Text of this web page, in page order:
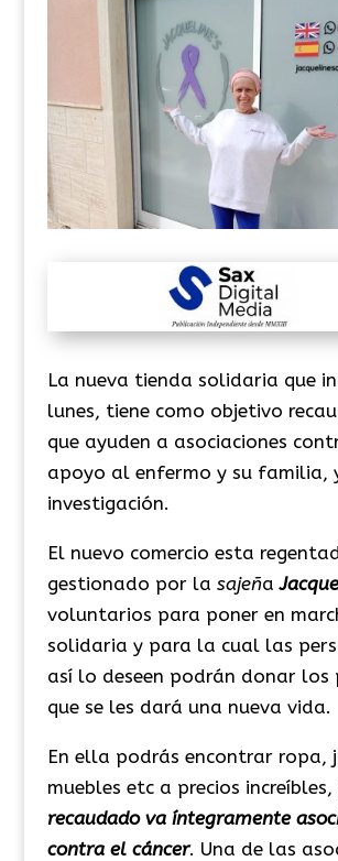
La nueva tienda solidaria que
lunes, tiene como objetivo
que ayuden a asociaciones
apoyo al enfermo y su familia,
investigación.
El nuevo comercio esta
gestionado por la sajeña
voluntarios para poner en
solidaria y para la cual las
así lo deseen podrán donar los
que se les dará una nueva vida.
En ella podrás encontrar ropa,
muebles etc a precios increíbles,
recaudado va íntegramente
contra el cáncer. Una de las